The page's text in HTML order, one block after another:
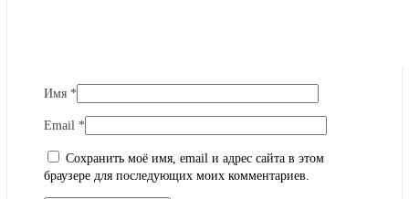
Имя *
Email *
Сохранить моё имя, email и адрес сайта в этом
браузере для последующих моих комментариев.